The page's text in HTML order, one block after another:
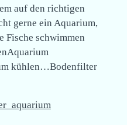
auf den richtigen
gerne ein Aquarium,
Fische schwimmen
kühlen…Bodenfilter